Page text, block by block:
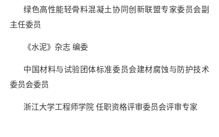
绿色高性能轻骨料混凝土协同创新联盟专家委员会副
主任委员
《水泥》杂志 编委
中国材料与试验团体标准委员会建材腐蚀与防护技术
委员会委员
浙江大学工程师学院 任职资格评审委员会评审专家